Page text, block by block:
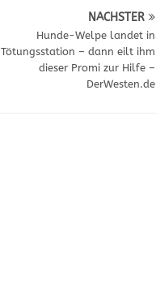
NÄCHSTER
Hunde-Welpe landet in
Tötungsstation – dann eilt ihm
dieser Promi zur Hilfe –
DerWesten.de